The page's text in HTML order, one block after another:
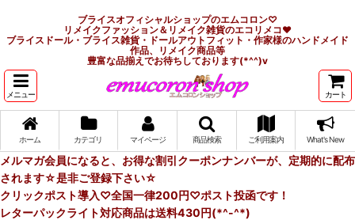
ブライスオフィシャルショップのエムコロン♡
リメイクファッション＆リメイク雑貨のエコリメコ♥
ブライスドール・ブライス雑貨・ドールアウトフィット・作家様のハンドメイド
作品、リメイク商品等
豊富な品揃えでお待ちしております(*^^)v
メニュー カート
ホーム カテゴリ マイページ 商品検索 ご利用案内 What's New
メルマガ会員になると、お得な割引クーポンナンバーが、定期的に配布
されます☆是非ご登録下さい☆
クリックポスト導入♡全国一律200円♡ポスト投函です！
レターパックライト対応商品は送料430円(*^-^*)